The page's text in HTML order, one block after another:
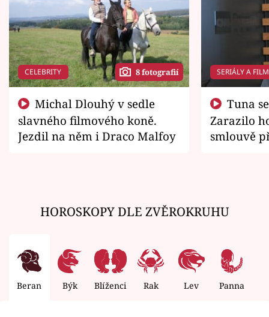
CELEBRITY 8 fotografií
slavného filmového koně.
Jezdil na něm i Draco Malfoy
SERIÁLY A
Zarazilo
smlouvě
HOROSKOPY DLE ZVĚROKRUHU
Beran Býk Blíženci Rak Lev Panna